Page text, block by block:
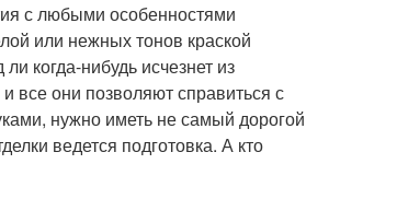
с любыми особенностями
или нежных тонов краской
когда-нибудь исчезнет из
и все они позволяют справиться с
нужно иметь не самый дорогой
ведется подготовка. А кто